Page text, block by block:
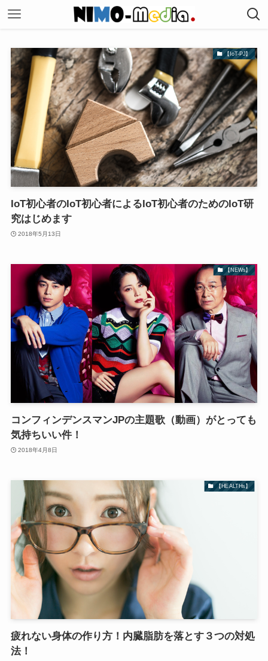
【IoT-PJ】
IoT初心者のIoT初心者によるIoT初心者のためのIoT研
究はじめます
2018年5月13日
【NEWs】
コンフィンデンスマンJPの主題歌（動画）がとっても
気持ちいい件！
2018年4月8日
【HEALTHs】
疲れない身体の作り方！内臓脂肪を落とす３つの対処
法！